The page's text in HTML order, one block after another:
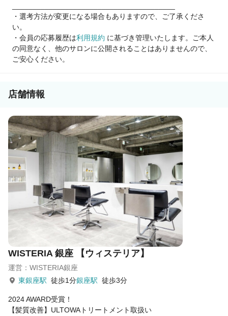
まずはお気軽にお問い合わせ、サロン見学へいらしてくださ
い。
・選考方法が変更になる場合もありますので、ご了承くださ
い。
・会員の応募履歴は利用規約 に基づき管理いたします。ご本人
の同意なく、他のサロンに公開されることはありませんので、
ご安心ください。
店舗情報
WISTERIA 銀座 【ウィステリア】
運営：WISTERIA銀座
東銀座駅 徒歩1分銀座駅 徒歩3分
2024 AWARD受賞！
【髪質改善】ULTOWAトリートメント取扱い